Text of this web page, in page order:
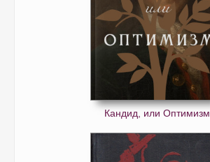
Кандид, или Оптимизм